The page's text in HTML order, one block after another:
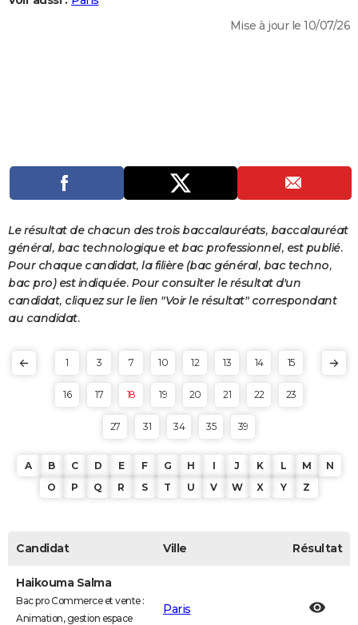
Dictionnaire
Biographies
Expressions
Proverbes
PROGRAMME TV
S'inscrire
Se connecter
Lycées
Collèges
Primaires
Universités
Entreprises
Service militaire
Avis de recherche
AVIS DE DÉCÈS
FORUM
Bricolage
Lifestyle
Culture
Sport
Auto
Television
Voyage
Cinema
Mise à jour le 10/07/26
Le résultat de chacun des trois baccalauréats, baccalauréat
général, bac technologique et bac professionnel, est publié.
Pour chaque candidat, la filière (bac général, bac techno,
bac pro) est indiquée. Pour consulter le résultat d'un
candidat, cliquez sur le lien "Voir le résultat" correspondant
au candidat.
1 3 7 10 12 13 14 15
16 17 18 19 20 21 22 23
27 31 34 35 39
A B C D E F G H I J K L M
N
O
P Q R S T U V W X Y Z
Candidat Ville Résultat
Haikouma Salma
Bac pro Commerce et vente :
Animation, gestion espace
Paris